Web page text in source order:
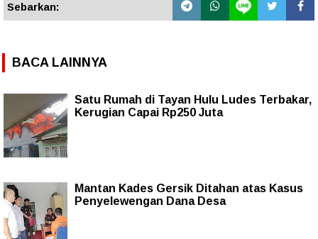
Sebarkan:
BACA LAINNYA
Satu Rumah di Tayan Hulu Ludes Terbakar,
Kerugian Capai Rp250 Juta
Mantan Kades Gersik Ditahan atas Kasus
Penyelewengan Dana Desa